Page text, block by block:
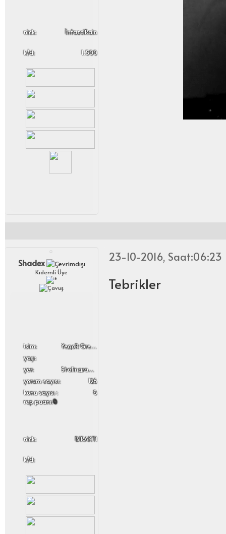
nick: İnfazciRain
k/d: 1.500
Shadex
Kıdemli Üye
i̇sim:
YegoR GreaT
yaşı:
yer:
Stalingrad & Volgograd
yorum sayısı:
126
konu sayısı :
8
rep puanı:0
nick: BIRAKTI
k/d:
23-10-2016, Saat:06:23
Tebrikler